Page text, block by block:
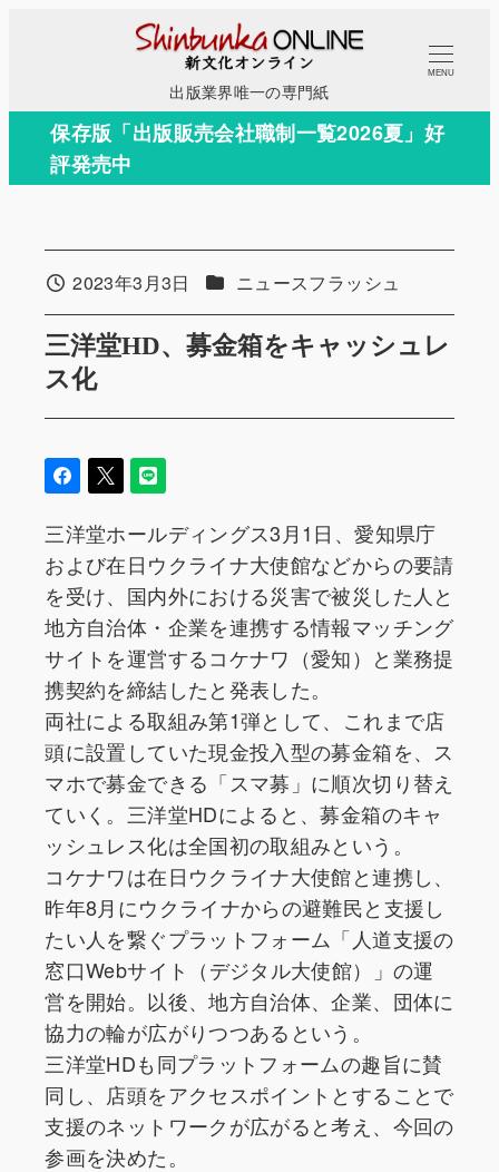
コ
テ
出版業界唯一の専門紙
MENU
保存版「出版販売会社職制一覧2026夏」好
評発売中
三洋堂HD、募金箱をキャッシュレ
ス化
投稿日2023年3月3日 カテゴリー
ニュースフラッシュ
三洋堂ホールディングス3月1日、愛知県庁
および在日ウクライナ大使館などからの要請
を受け、国内外における災害で被災した人と
地方自治体・企業を連携する情報マッチング
サイトを運営するコケナワ（愛知）と業務提
携契約を締結したと発表した。
両社による取組み第1弾として、これまで店
頭に設置していた現金投入型の募金箱を、ス
マホで募金できる「スマ募」に順次切り替え
ていく。三洋堂HDによると、募金箱のキャ
ッシュレス化は全国初の取組みという。
コケナワは在日ウクライナ大使館と連携し、
昨年8月にウクライナからの避難民と支援し
たい人を繋ぐプラットフォーム「人道支援の
窓口Webサイト（デジタル大使館）」の運
営を開始。以後、地方自治体、企業、団体に
協力の輪が広がりつつあるという。
三洋堂HDも同プラットフォームの趣旨に賛
同し、店頭をアクセスポイントとすることで
支援のネットワークが広がると考え、今回の
参画を決めた。